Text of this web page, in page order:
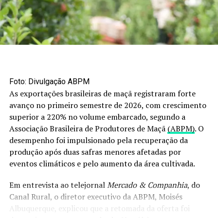
contrato de março de 2026 teve leve alta, fechando a
US$ 10,85 por bushel.
No Brasil, os preços físicos seguiram em queda, com
recuos registrados em grande parte das regiões. A
Estados Unidos, apesar de chuvas pontuais.
Para os próximos dias, o viés é de alta no mercado
internacional, puxado por Chicago. Mas a recomendação
da análise é clara: “o produtor deve observar com
cautela, pois o avanço nos custos pode anular qualquer
possível ganho de preço”.
UP NEXT
Acrismat realizará 4º Simpósio da Suinocultura de Mato
Grosso com foco em inovação e sustentabilidade
Foto: Divulgação ABPM
As exportações brasileiras de maçã registraram forte
avanço no primeiro semestre de 2026, com crescimento
superior a 220% no volume embarcado, segundo a
Associação Brasileira de Produtores de Maçã (ABPM). O
desempenho foi impulsionado pela recuperação da
produção após duas safras menores afetadas por
eventos climáticos e pelo aumento da área cultivada.
Em entrevista ao telejornalMercado & Companhia, do
Canal Rural, o diretor executivo da ABPM, Moisés
Albuquerque, explicou que a retomada da oferta foi